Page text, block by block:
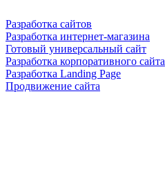
Разработка сайтов
Разработка интернет-магазина
Готовый универсальный сайт
Разработка корпоративного сайта
Разработка Landing Page
Продвижение сайта